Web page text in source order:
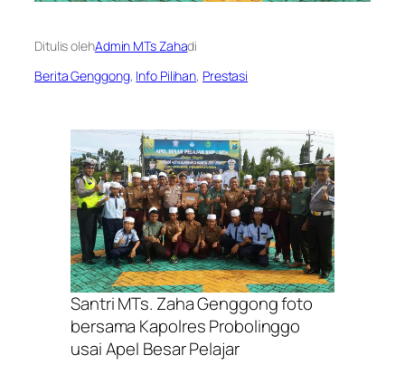
Ditulis olehAdmin MTs Zahadi
Berita Genggong, Info Pilihan, Prestasi
Santri MTs. Zaha Genggong foto
bersama Kapolres Probolinggo
usai Apel Besar Pelajar